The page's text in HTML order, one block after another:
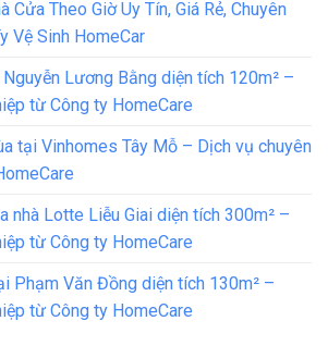
Cửa Theo Giờ Uy Tín, Giá Rẻ, Chuyên
Vệ Sinh HomeCar
Lương Bằng diện tích 120m² –
từ Công ty HomeCare
tại Vinhomes Tây Mỗ – Dịch vụ chuyên
nhà Lotte Liễu Giai diện tích 300m² –
từ Công ty HomeCare
Phạm Văn Đồng diện tích 130m² –
từ Công ty HomeCare